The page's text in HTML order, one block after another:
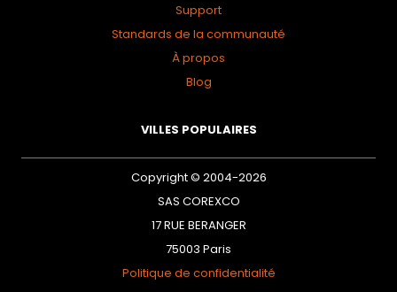
Support
Standards de la communauté
À propos
Blog
VILLES POPULAIRES
Copyright © 2004-2026
SAS COREXCO
17 RUE BERANGER
75003 Paris
Politique de confidentialité